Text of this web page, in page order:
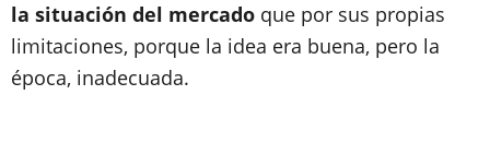
la situación del mercado que por sus propias
limitaciones, porque la idea era buena, pero la
época, inadecuada.